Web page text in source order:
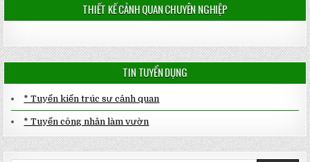
THIẾT KẾ CẢNH QUAN CHUYÊN NGHIỆP
TIN TUYỂN DỤNG
* Tuyển kiến trúc sư cảnh quan
* Tuyển công nhân làm vườn